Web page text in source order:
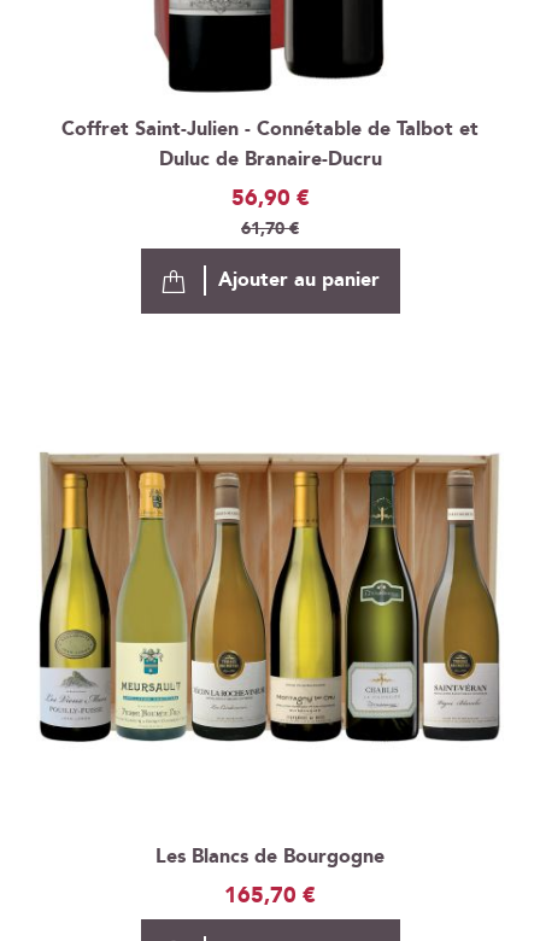
Coffret Saint-Julien - Connétable de Talbot et
Duluc de Branaire-Ducru
Prix
Spécial
56,90 €
61,70 €
Ajouter au panier
Les Blancs de Bourgogne
165,70 €